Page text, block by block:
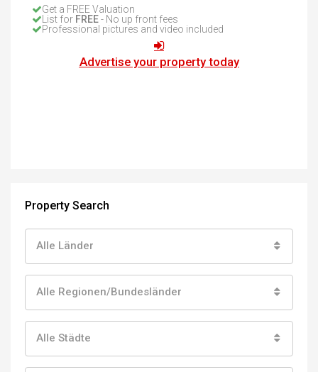
Get a FREE Valuation
List for FREE- No up front fees
Professional pictures and video included
Advertise your property today
Property Search
Alle Länder
Alle Regionen/Bundesländer
Alle Städte